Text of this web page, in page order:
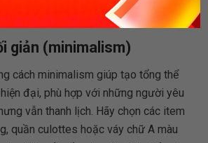
giản (minimalism)
cách minimalism giúp tạo tổng thể
đại, phù hợp với những người yêu
vẫn thanh lịch. Hãy chọn các item
quần culottes hoặc váy chữ A màu